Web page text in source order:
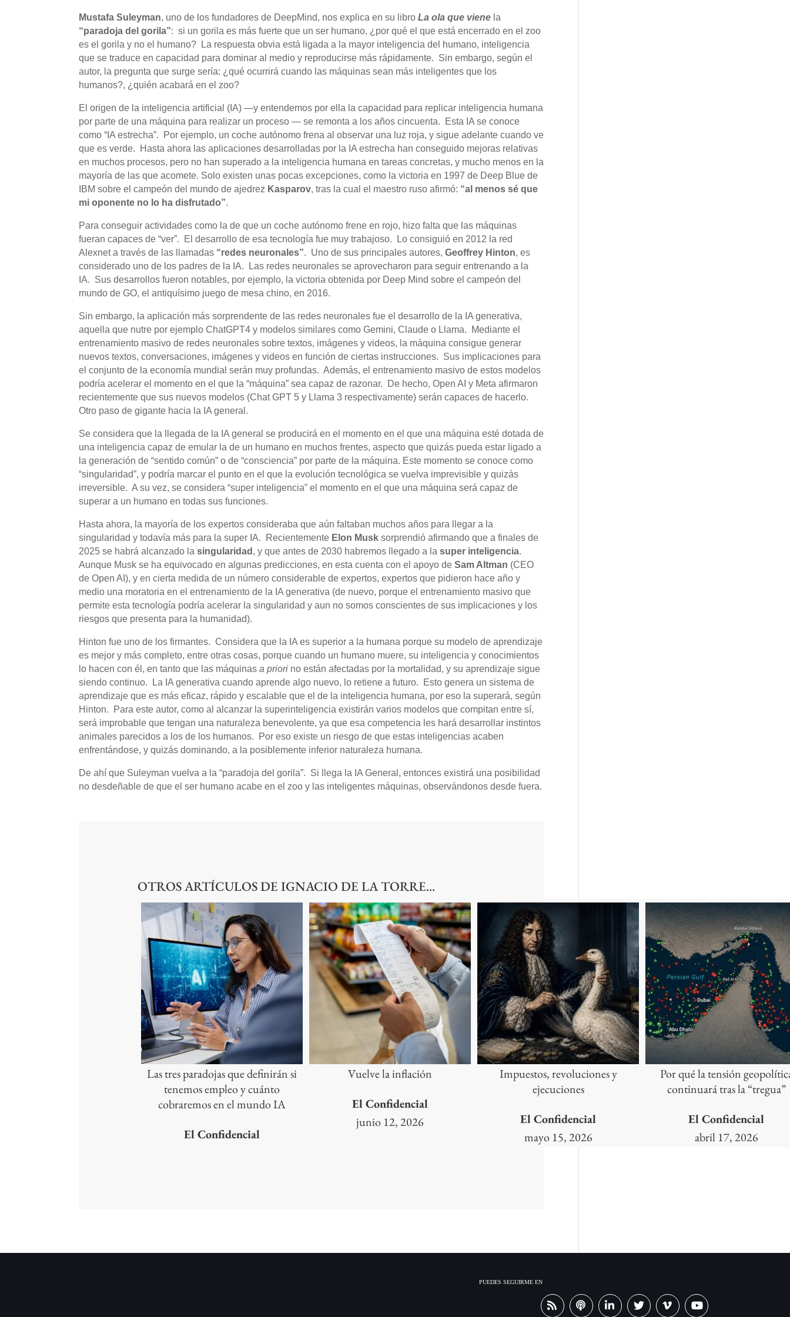
Mustafa Suleyman, uno de los fundadores de DeepMind, nos explica en su libroLa ola que viene la
“paradoja del gorila”: si un gorila es más fuerte que un ser humano, ¿por qué el que está encerrado en el zoo
es el gorila y no el humano? La respuesta obvia está ligada a la mayor inteligencia del humano, inteligencia
que se traduce en capacidad para dominar al medio y reproducirse más rápidamente. Sin embargo, según el
autor, la pregunta que surge sería: ¿qué ocurrirá cuando las máquinas sean más inteligentes que los
humanos?, ¿quién acabará en el zoo?
El origen de la inteligencia artificial (IA) —y entendemos por ella la capacidad para replicar inteligencia humana
por parte de una máquina para realizar un proceso — se remonta a los años cincuenta. Esta IA se conoce
como “IA estrecha”. Por ejemplo, un coche autónomo frena al observar una luz roja, y sigue adelante cuando ve
que es verde. Hasta ahora las aplicaciones desarrolladas por la IA estrecha han conseguido mejoras relativas
en muchos procesos, pero no han superado a la inteligencia humana en tareas concretas, y mucho menos en la
mayoría de las que acomete. Solo existen unas pocas excepciones, como la victoria en 1997 de Deep Blue de
IBM sobre el campeón del mundo de ajedrez Kasparov, tras la cual el maestro ruso afirmó: “al menos sé que
mi oponente no lo ha disfrutado”.
Para conseguir actividades como la de que un coche autónomo frene en rojo, hizo falta que las máquinas
fueran capaces de “ver”. El desarrollo de esa tecnología fue muy trabajoso. Lo consiguió en 2012 la red
Alexnet a través de las llamadas “redes neuronales”. Uno de sus principales autores,Geoffrey Hinton, es
considerado uno de los padres de la IA. Las redes neuronales se aprovecharon para seguir entrenando a la
IA. Sus desarrollos fueron notables, por ejemplo, la victoria obtenida por Deep Mind sobre el campeón del
mundo de GO, el antiquísimo juego de mesa chino, en 2016.
Sin embargo, la aplicación más sorprendente de las redes neuronales fue el desarrollo de la IA generativa,
aquella que nutre por ejemplo ChatGPT4 y modelos similares como Gemini, Claude o Llama. Mediante el
entrenamiento masivo de redes neuronales sobre textos, imágenes y videos, la máquina consigue generar
nuevos textos, conversaciones, imágenes y videos en función de ciertas instrucciones. Sus implicaciones para
el conjunto de la economía mundial serán muy profundas. Además, el entrenamiento masivo de estos modelos
podría acelerar el momento en el que la “máquina” sea capaz de razonar. De hecho, Open AI y Meta afirmaron
recientemente que sus nuevos modelos (Chat GPT 5 y Llama 3 respectivamente) serán capaces de hacerlo.
Otro paso de gigante hacia la IA general.
Se considera que la llegada de la IA general se producirá en el momento en el que una máquina esté dotada de
una inteligencia capaz de emular la de un humano en muchos frentes, aspecto que quizás pueda estar ligado a
la generación de “sentido común” o de “consciencia” por parte de la máquina. Este momento se conoce como
“singularidad”, y podría marcar el punto en el que la evolución tecnológica se vuelva imprevisible y quizás
irreversible. A su vez, se considera “super inteligencia” el momento en el que una máquina será capaz de
superar a un humano en todas sus funciones.
Hasta ahora, la mayoría de los expertos consideraba que aún faltaban muchos años para llegar a la
singularidad y todavía más para la super IA. Recientemente Elon Musk sorprendió afirmando que a finales de
2025 se habrá alcanzado la singularidad , y que antes de 2030 habremos llegado a lasuper inteligencia.
Aunque Musk se ha equivocado en algunas predicciones, en esta cuenta con el apoyo deSam Altman (CEO
de Open AI), y en cierta medida de un número considerable de expertos, expertos que pidieron hace año y
medio una moratoria en el entrenamiento de la IA generativa (de nuevo, porque el entrenamiento masivo que
permite esta tecnología podría acelerar la singularidad y aun no somos conscientes de sus implicaciones y los
riesgos que presenta para la humanidad).
Hinton fue uno de los firmantes. Considera que la IA es superior a la humana porque su modelo de aprendizaje
es mejor y más completo, entre otras cosas, porque cuando un humano muere, su inteligencia y conocimientos
lo hacen con él, en tanto que las máquinasa priori no están afectadas por la mortalidad, y su aprendizaje sigue
siendo continuo. La IA generativa cuando aprende algo nuevo, lo retiene a futuro. Esto genera un sistema de
aprendizaje que es más eficaz, rápido y escalable que el de la inteligencia humana, por eso la superará, según
Hinton. Para este autor, como al alcanzar la superinteligencia existirán varios modelos que compitan entre sí,
será improbable que tengan una naturaleza benevolente, ya que esa competencia les hará desarrollar instintos
animales parecidos a los de los humanos. Por eso existe un riesgo de que estas inteligencias acaben
enfrentándose, y quizás dominando, a la posiblemente inferior naturaleza humana.
De ahí que Suleyman vuelva a la “paradoja del gorila”. Si llega la IA General, entonces existirá una posibilidad
no desdeñable de que el ser humano acabe en el zoo y las inteligentes máquinas, observándonos desde fuera.
OTROS ARTÍCULOS DE IGNACIO DE LA TORRE...
Las tres paradojas que definirán si
tenemos empleo y cuánto
cobraremos en el mundo IA
El Confidencial
Vuelve la inflación
El Confidencial
junio 12, 2026
Impuestos, revoluciones y
ejecuciones
El Confidencial
mayo 15, 2026
Por qué la tensión
continuará tras la “tregua”
El Confidencial
abril 17, 2026
PUEDES SEGUIRME EN